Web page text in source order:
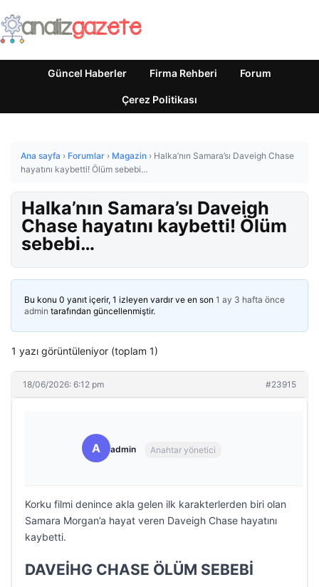
Güncel Haberler Firma Rehberi Forum
Çerez Politikası
Ana sayfa › Forumlar › Magazin › Halka’nın Samara’sı Daveigh Chase
hayatını kaybetti! Ölüm sebebi…
Halka’nın Samara’sı Daveigh
Chase hayatını kaybetti! Ölüm
sebebi…
Bu konu 0 yanıt içerir, 1 izleyen vardır ve en son 1 ay 3 hafta önce
admin tarafından güncellenmiştir.
1 yazı görüntüleniyor (toplam 1)
18/06/2026: 6:12 pm #23915
A admin Anahtar yönetici
Korku filmi denince akla gelen ilk karakterlerden biri olan
Samara Morgan’a hayat veren Daveigh Chase hayatını
kaybetti.
DAVEİHG CHASE ÖLÜM SEBEBİ